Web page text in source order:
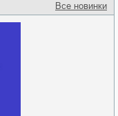
Все новинки